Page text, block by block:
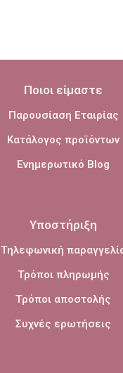
Ποιοι είμαστε
Παρουσίαση Εταιρίας
Κατάλογος προϊόντων
Ενημερωτικό Blog
Υποστήριξη
Τηλεφωνική
Τρόποι πληρωμής
Τρόποι αποστολής
Συχνές ερωτήσεις